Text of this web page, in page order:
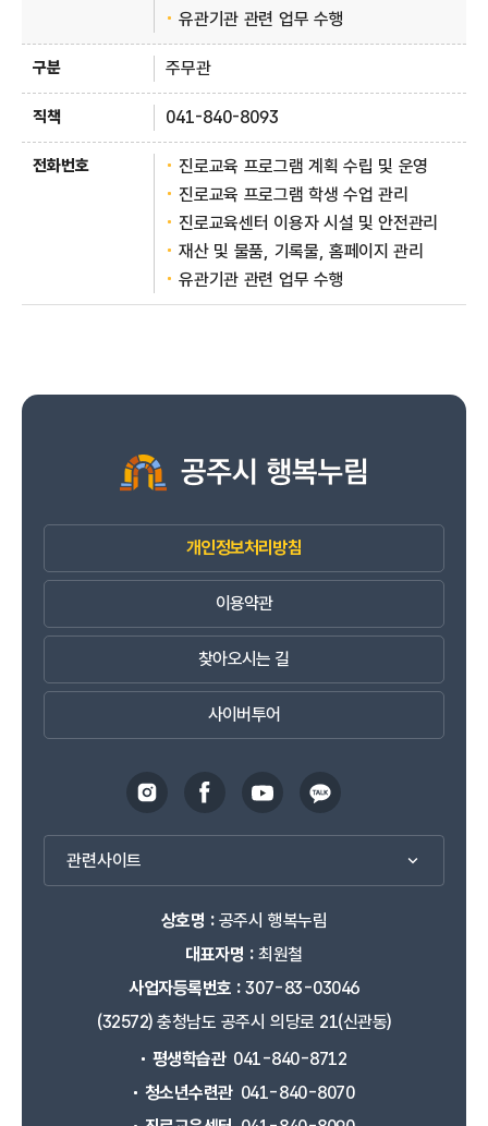
유관기관 관련 업무 수행
주무관
041-840-8093
진로교육 프로그램 계획 수립 및 운영
진로교육 프로그램 학생 수업 관리
진로교육센터 이용자 시설 및 안전관리
재산 및 물품, 기록물, 홈페이지 관리
유관기관 관련 업무 수행
개인정보처리방침
이용약관
찾아오시는 길
사이버투어
관련사이트
상호명 :공주시 행복누림
대표자명 :최원철
사업자등록번호 :307-83-03046
(32572) 충청남도 공주시 의당로 21(신관동)
평생학습관 041-840-8712
청소년수련관 041-840-8070